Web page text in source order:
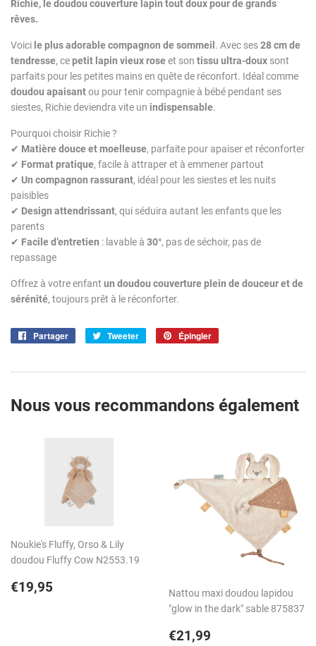
Richie, le doudou couverture lapin tout doux pour de grands
rêves.
Voici le plus adorable compagnon de sommeil . Avec ses28 cm de
tendresse, cepetit lapin vieux rose et son tissu ultra-doux sont
parfaits pour les petites mains en quête de réconfort. Idéal comme
doudou apaisantou pour tenir compagnie à bébé pendant ses
siestes, Richie deviendra vite un indispensable.
Pourquoi choisir Richie ?
✔ Matière douce et moelleuse, parfaite pour apaiser et réconforter
✔ Format pratique, facile à attraper et à emmener partout
✔ Un compagnon rassurant, idéal pour les siestes et les nuits
paisibles
✔ Design attendrissant, qui séduira autant les enfants que les
parents
✔ Facile d’entretien : lavable à 30°, pas de séchoir, pas de
repassage
Offrez à votre enfant un doudou couverture plein de douceur et de
sérénité, toujours prêt à le réconforter.
Partager
PartagerTweeter
Tweeter
Épingler
Nous vous recommandons également
Noukie's Fluffy, Orso & Lily
doudou Fluffy Cow N2553.19
Prix
€19,95
Nattou maxi doudou lapidou
"glow in the dark" sable 875837
Prix
€21,99